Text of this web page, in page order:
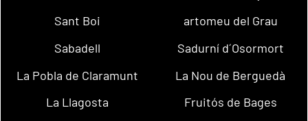
Sant Boi
artomeu del Grau
Sabadell
Sadurní d´Osormort
La Pobla de Claramunt
La Nou de Berguedà
La Llagosta
Fruitós de Bages